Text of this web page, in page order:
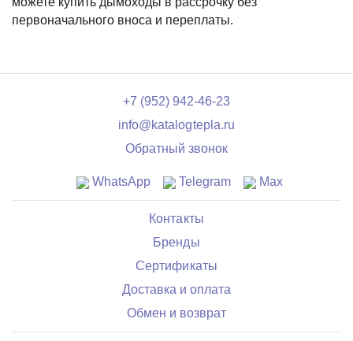
первоначального вноса и переплаты.
+7 (952) 942-46-23
info@katalogtepla.ru
Обратный звонок
WhatsApp Telegram Max
Контакты
Бренды
Сертификаты
Доставка и оплата
Обмен и возврат